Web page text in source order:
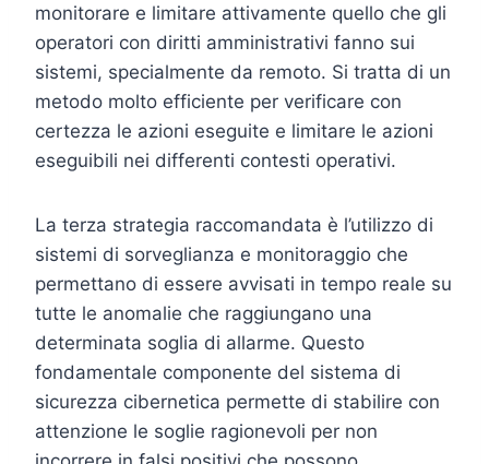
monitorare e limitare attivamente quello che gli
operatori con diritti amministrativi fanno sui
sistemi, specialmente da remoto. Si tratta di un
metodo molto efficiente per verificare con
certezza le azioni eseguite e limitare le azioni
eseguibili nei differenti contesti operativi.
La terza strategia raccomandata è l’utilizzo di
sistemi di sorveglianza e monitoraggio che
permettano di essere avvisati in tempo reale su
tutte le anomalie che raggiungano una
determinata soglia di allarme. Questo
fondamentale componente del sistema di
sicurezza cibernetica permette di stabilire con
attenzione le soglie ragionevoli per non